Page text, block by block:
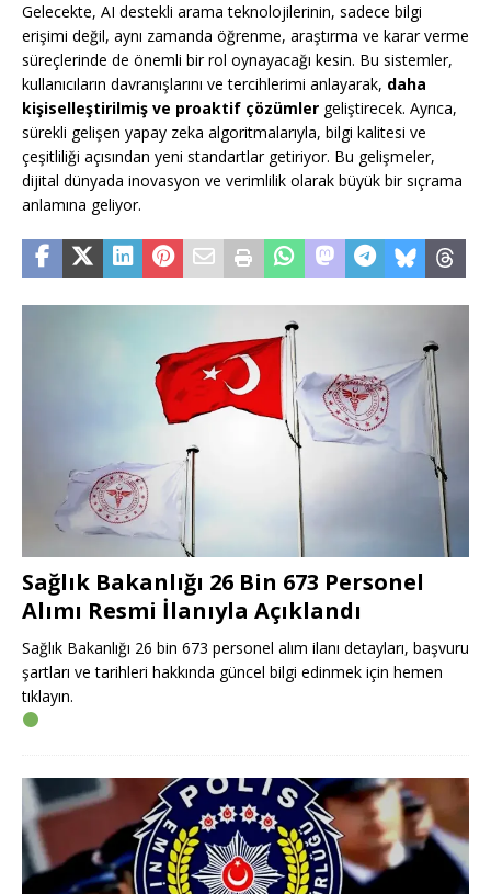
Gelecekte, AI destekli arama teknolojilerinin, sadece bilgi
erişimi değil, aynı zamanda öğrenme, araştırma ve karar verme
süreçlerinde de önemli bir rol oynayacağı kesin. Bu sistemler,
kullanıcıların davranışlarını ve tercihlerimi anlayarak, daha
kişiselleştirilmiş ve proaktif çözümler geliştirecek. Ayrıca,
sürekli gelişen yapay zeka algoritmalarıyla, bilgi kalitesi ve
çeşitliliği açısından yeni standartlar getiriyor. Bu gelişmeler,
dijital dünyada inovasyon ve verimlilik olarak büyük bir sıçrama
anlamına geliyor.
Sağlık Bakanlığı 26 Bin 673 Personel
Alımı Resmi İlanıyla Açıklandı
Sağlık Bakanlığı 26 bin 673 personel alım ilanı detayları, başvuru
şartları ve tarihleri hakkında güncel bilgi edinmek için hemen
tıklayın.